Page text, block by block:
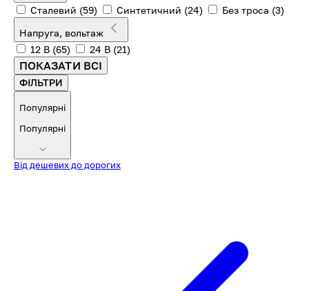
Сталевий (59) Синтетичний (24) Без троса (3)
Напруга, вольтаж
12 В (65) 24 В (21)
ПОКАЗАТИ ВСІ
ФІЛЬТРИ
Популярні
Популярні
Від дешевих до дорогих